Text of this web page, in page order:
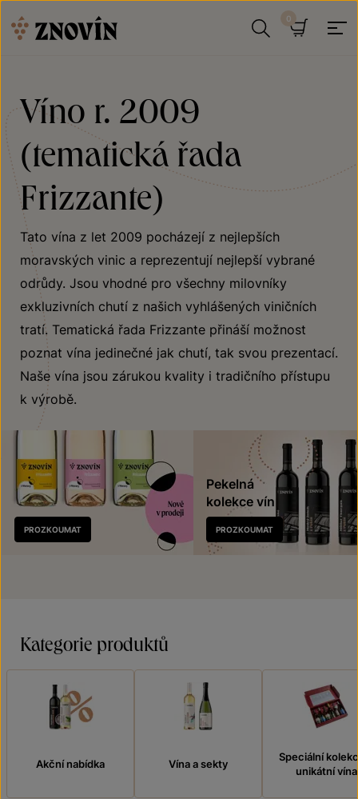
Víno r. 2009
(tematická řada
Frizzante)
Tato vína z let 2009 pocházejí z nejlepších
moravských vinic a reprezentují nejlepší vybrané
odrůdy. Jsou vhodné pro všechny milovníky
exkluzivních chutí z našich vyhlášených viničních
tratí. Tematická řada Frizzante přináší možnost
poznat vína jedinečné jak chutí, tak svou prezentací.
Naše vína jsou zárukou kvality i tradičního přístupu
k výrobě.
Nově
v prodeji
PROZKOUMAT
Pekelná
kolekce vín
PROZKOUMAT
Kategorie produktů
Akční nabídka Vína a sekty
Speciální
unikátní vína